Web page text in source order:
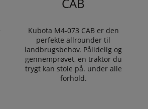
Kubota M4-073 CAB er den
perfekte allrounder til
landbrugsbehov. Pålidelig og
gennemprøvet, en traktor du
trygt kan stole på. under alle
forhold.